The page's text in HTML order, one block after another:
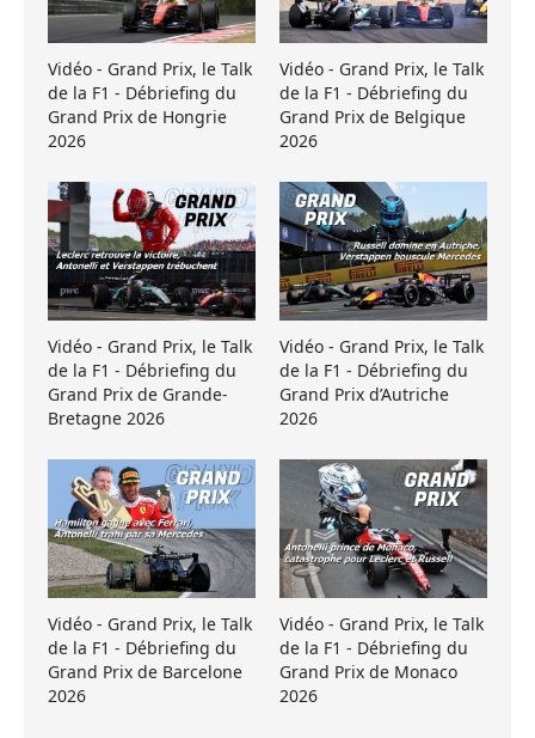
Vidéo - Grand Prix, le Talk
de la F1 - Débriefing du
Grand Prix de Hongrie
2026
Vidéo - Grand Prix, le Talk
de la F1 - Débriefing du
Grand Prix de Belgique
2026
Vidéo - Grand Prix, le Talk
de la F1 - Débriefing du
Grand Prix de Grande-
Bretagne 2026
Vidéo - Grand Prix, le Talk
de la F1 - Débriefing du
Grand Prix d’Autriche
2026
Vidéo - Grand Prix, le Talk
de la F1 - Débriefing du
Grand Prix de Barcelone
2026
Vidéo - Grand Prix, le Talk
de la F1 - Débriefing du
Grand Prix de Monaco
2026